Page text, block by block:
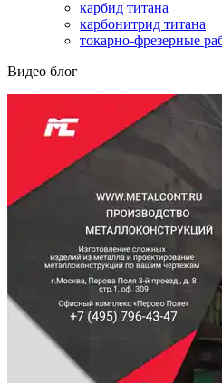
карбид титана
карбонитрид титана
токарно-фрезерные
Видео блог